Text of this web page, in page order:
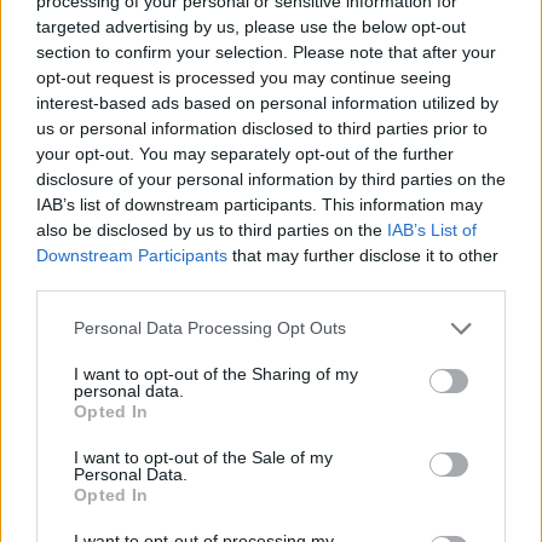
targeted advertising by us, please use the below opt-out
section to confirm your selection. Please note that after your
opt-out request is processed you may continue seeing
interest-based ads based on personal information utilized by
us or personal information disclosed to third parties prior to
your opt-out. You may separately opt-out of the further
disclosure of your personal information by third parties on the
IAB’s list of downstream participants. This information may
also be disclosed by us to third parties on the IAB’s List of
Downstream Participants that may further disclose it to other
Personal Data Processing Opt Outs
I want to opt-out of the Sharing of my
personal data.
Opted In
I want to opt-out of the Sale of my
Personal Data.
Opted In
I gigli del campo
Platoon
Sahara
A qualcuno piace caldo
Thelma & Louise
Altre uscite del mese includonoIl Giurato eSex Crimes(5 febbraio),
The Hurt Locker(9 febbraio),JumanjieJumanji: The Next Level
febbraio), oltre alla saga completa diGhostbusters(dal 19 febbraio) e
Piccole donne(26 febbraio).
30 GIORNI GRATIS
Film che lasciano il catalogo
Una gran voglia di vivere
(5 febbraio)